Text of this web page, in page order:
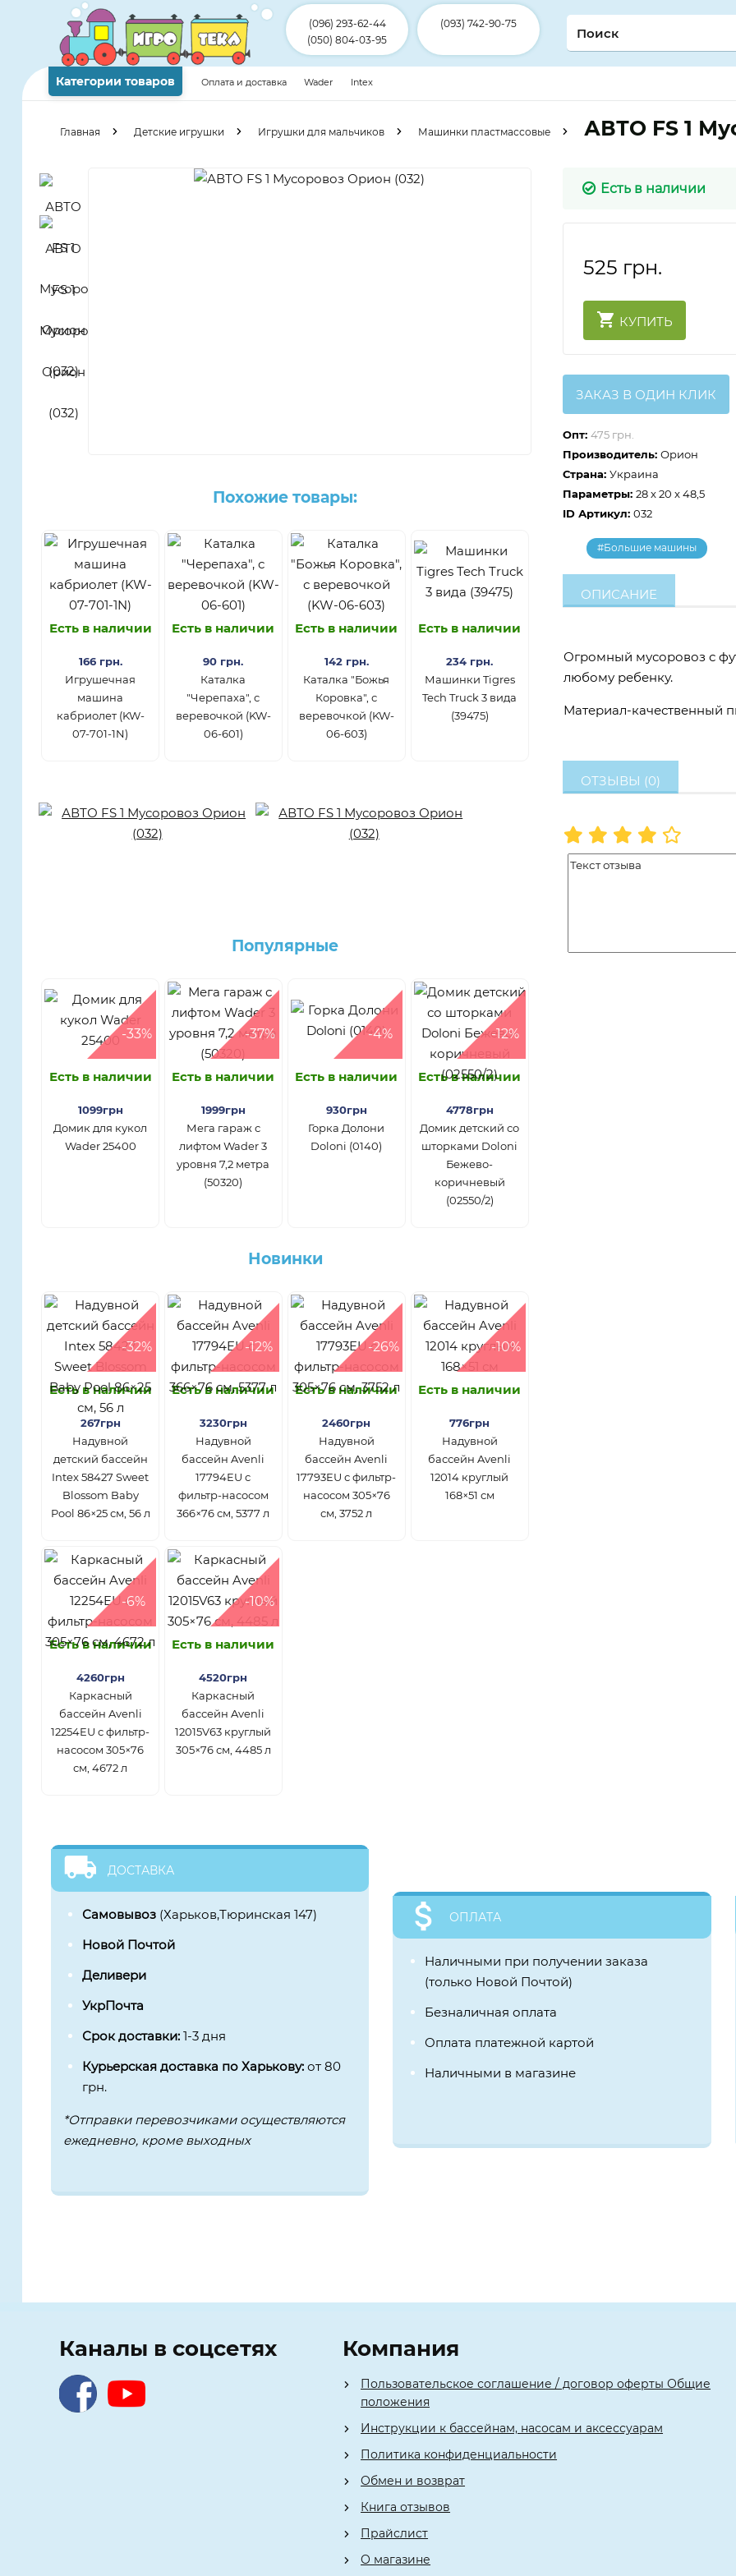
(096) 293-62-44
(050) 804-03-95
(093) 742-90-75
Категории товаров Оплата и доставка Wader Intex
Главная Детские игрушки Игрушки для мальчиков Машинки пластмассовые АВТО FS 1
Похожие товары:
Есть в наличии
166 грн.
Игрушечная
машина
кабриолет (KW-
07-701-1N)
Есть в наличии
90 грн.
Каталка
"Черепаха", с
веревочкой (KW-
06-601)
Есть в наличии
142 грн.
Каталка "Божья
Коровка", с
веревочкой (KW-
06-603)
Есть в наличии
234 грн.
Машинки Tigres
Tech Truck 3 вида
(39475)
Популярные
-33%
Есть в наличии
1099грн
Домик для кукол
Wader 25400
-37%
Есть в наличии
1999грн
Мега гараж с
лифтом Wader 3
уровня 7,2 метра
(50320)
-4%
Есть в наличии
930грн
Горка Долони
Doloni (0140)
-12%
Есть в наличии
4778грн
Домик детский со
шторками Doloni
Бежево-
коричневый
(02550/2)
Новинки
-32%
Есть в наличии
267грн
Надувной
детский бассейн
Intex 58427 Sweet
Blossom Baby
Pool 86×25 см, 56 л
-12%
Есть в наличии
3230грн
Надувной
бассейн Avenli
17794EU с
фильтр-насосом
366×76 см, 5377 л
-26%
Есть в наличии
2460грн
Надувной
бассейн Avenli
17793EU с фильтр-
насосом 305×76
см, 3752 л
-10%
Есть в наличии
776грн
Надувной
бассейн Avenli
12014 круглый
168×51 см
-6%
Есть в наличии
4260грн
Каркасный
бассейн Avenli
12254EU с фильтр-
насосом 305×76
см, 4672 л
-10%
Есть в наличии
4520грн
Каркасный
бассейн Avenli
12015V63 круглый
305×76 см, 4485 л
Есть в наличии
525 грн.
КУПИТЬ
ЗАКАЗ В ОДИН КЛИК
Опт: 475 грн.
Производитель: Орион
Страна: Украина
Параметры: 28 x 20 x 48,5
ID Артикул: 032
#Большие машины
ОПИСАНИЕ
Огромный мусоровоз с
любому ребенку.
Материал-качественный
ОТЗЫВЫ (0)
ДОСТАВКА
Самовывоз (Харьков,Тюринская 147)
Новой Почтой
Деливери
УкрПочта
Срок доставки:1-3 дня
Курьерская доставка по Харькову:от 80
грн.
*Отправки перевозчиками осуществляются
ежедневно, кроме выходных
ОПЛАТА
Наличными при получении заказа
(только Новой Почтой)
Безналичная оплата
Оплата платежной картой
Наличными в магазине
Каналы в соцсетях Компания
Пользовательское соглашение / договор оферты Общие
положения
Инструкции к бассейнам, насосам и аксессуарам
Политика конфиденциальности
Обмен и возврат
Книга отзывов
Прайслист
О магазине